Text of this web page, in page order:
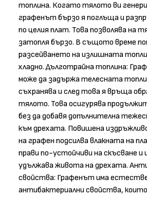
топлина. Когато тялото ви
графенът бързо я поглъща и
по целия плат. Това позволява на
затопля бързо. В същото време
разсейването на излишната
хладно. Дълготрайна топлина:
може да задържа телесната
съхранява и след това я връща
тялото. Това осигурява
без да добавя допълнителна
към дрехата. Повишена
на графен подсилва влакната на
прави по-устойчиви на скъсване и
удължава живота на дрехата.
свойства: Графенът има
антибактериални свойства,